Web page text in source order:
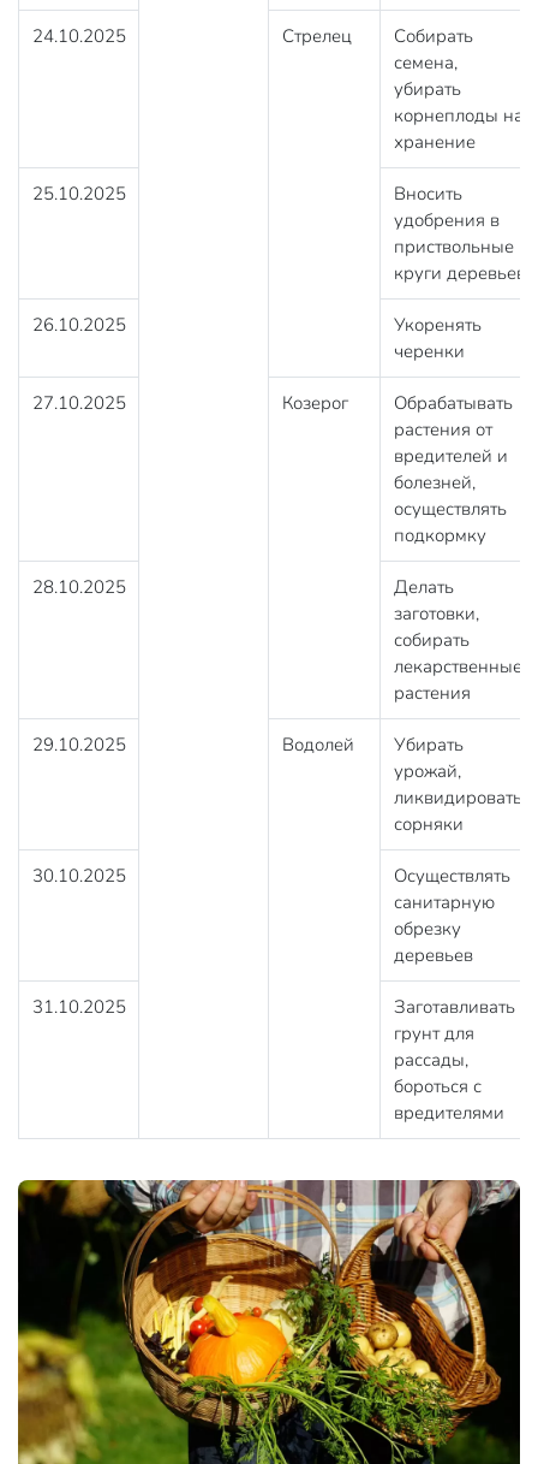
24.10.2025 Стрелец
Собирать
семена,
убирать
корнеплоды на
хранение
25.10.2025
Вносить
удобрения в
приствольные
круги деревьев
26.10.2025
Укоренять
черенки
27.10.2025 Козерог
Обрабатывать
растения от
вредителей и
болезней,
осуществлять
подкормку
28.10.2025
Делать
заготовки,
собирать
лекарственные
растения
29.10.2025 Водолей
Убирать
урожай,
ликвидировать
сорняки
30.10.2025
Осуществлять
санитарную
обрезку
деревьев
31.10.2025
Заготавливать
грунт для
рассады,
бороться с
вредителями